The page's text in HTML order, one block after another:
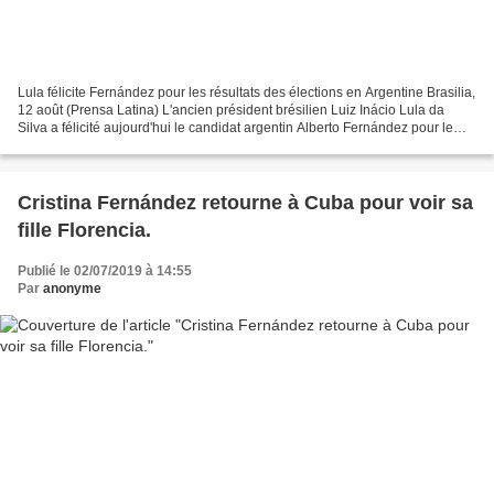
Lula félicite Fernández pour les résultats des élections en Argentine Brasilia,
12 août (Prensa Latina) L'ancien président brésilien Luiz Inácio Lula da
Silva a félicité aujourd'hui le candidat argentin Alberto Fernández pour le
Cristina Fernández retourne à Cuba pour voir sa
fille Florencia.
Publié le 02/07/2019 à 14:55
Par anonyme